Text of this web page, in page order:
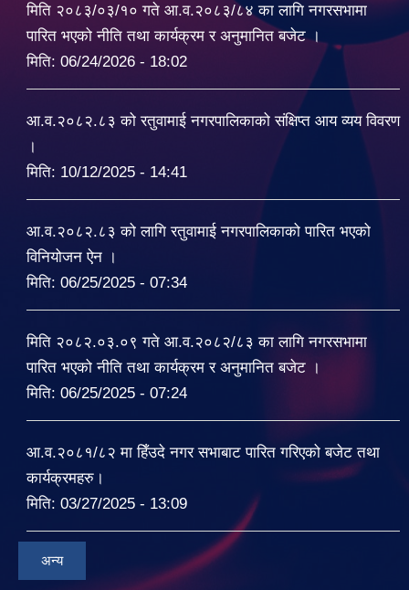
मिति २०८३/०३/१० गते आ.व.२०८३/८४ का लागि नगरसभामा
पारित भएको नीति तथा कार्यक्रम र अनुमानित बजेट ।
मिति: 06/24/2026 - 18:02
आ.व.२०८२.८३ को रतुवामाई नगरपालिकाको संक्षिप्त आय व्यय विवरण
।
मिति: 10/12/2025 - 14:41
आ.व.२०८२.८३ को लागि रतुवामाई नगरपालिकाको पारित भएको
विनियोजन ऐन ।
मिति: 06/25/2025 - 07:34
मिति २०८२.०३.०९ गते आ.व.२०८२/८३ का लागि नगरसभामा
पारित भएको नीति तथा कार्यक्रम र अनुमानित बजेट ।
मिति: 06/25/2025 - 07:24
आ.व.२०८१/८२ मा हिँउदे नगर सभाबाट पारित गरिएको बजेट तथा
कार्यक्रमहरु।
मिति: 03/27/2025 - 13:09
अन्य